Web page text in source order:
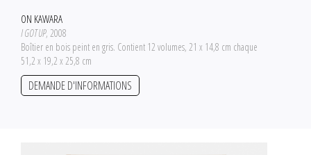
ON KAWARA
I GOT UP, 2008
Boîtier en bois peint en gris. Contient 12 volumes, 21 x 14,8 cm chaque
51,2 x 19,2 x 25,8 cm
DEMANDE D'INFORMATIONS